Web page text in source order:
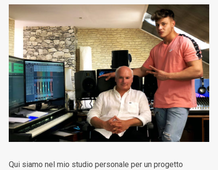
Qui siamo nel mio studio personale per un progetto